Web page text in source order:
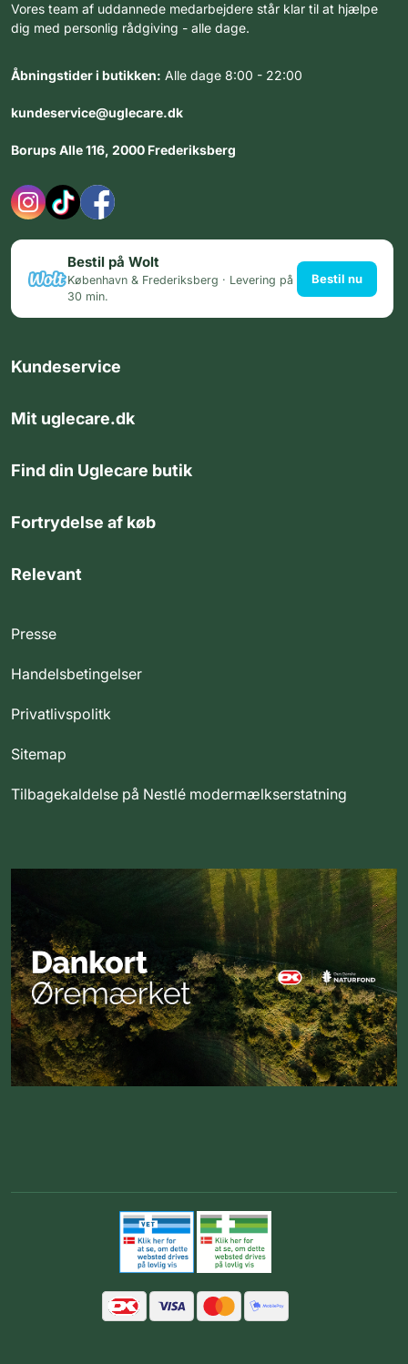
Vores team af uddannede medarbejdere står klar til at hjælpe
dig med personlig rådgiving - alle dage.
Åbningstider i butikken: Alle dage 8:00 - 22:00
kundeservice@uglecare.dk
Borups Alle 116, 2000 Frederiksberg
Bestil på Wolt
København & Frederiksberg · Levering på
30 min.
Bestil nu
Kundeservice
Mit uglecare.dk
Find din Uglecare butik
Fortrydelse af køb
Relevant
Presse
Handelsbetingelser
Privatlivspolitk
Sitemap
Tilbagekaldelse på Nestlé modermælkserstatning